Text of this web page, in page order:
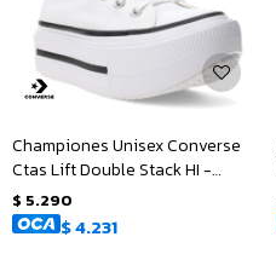
Championes Unisex Converse
Ctas Lift Double Stack HI -
Blanco - Negro
$ 5.290
$4.231